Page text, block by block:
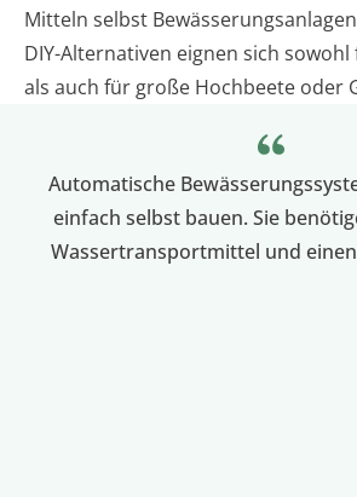
Mitteln selbst
DIY-Alternativen eignen sich
als auch für große Hochbeete oder
Automatische
einfach selbst bauen. Sie
Wassertransportmittel und